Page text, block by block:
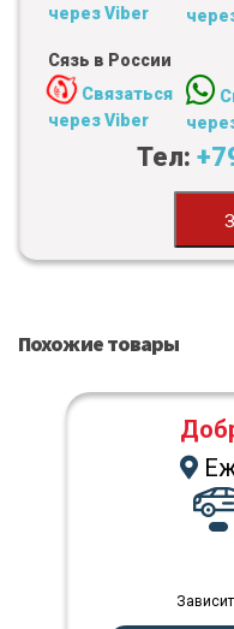
через Viber
Сязь в России
Связаться
через Viber
Тел:
Похожие товары